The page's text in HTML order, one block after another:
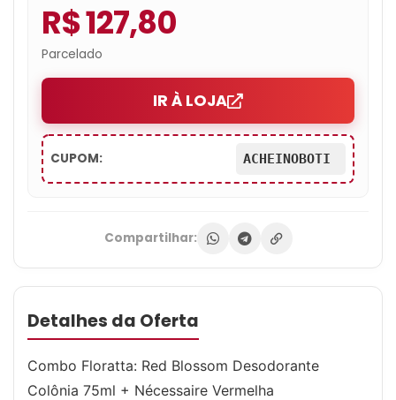
R$ 127,80
Parcelado
IR À LOJA
CUPOM: ACHEINOBOTI
Compartilhar:
Detalhes da Oferta
Combo Floratta: Red Blossom Desodorante
Colônia 75ml + Nécessaire Vermelha